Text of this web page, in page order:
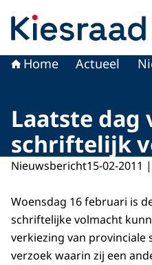
Home Actueel
Laatste dag
schriftelijk
Nieuwsbericht15-02-2011
Woensdag 16 februari is
schriftelijke volmacht
verkiezing van provinciale
verzoek waarin zij een